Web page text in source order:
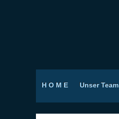
H O M E Unser Team